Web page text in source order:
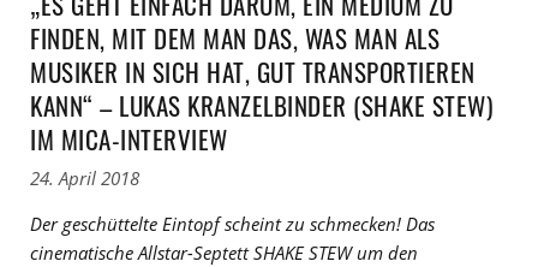
FINDEN, MIT DEM MAN DAS, WAS MAN ALS
MUSIKER IN SICH HAT, GUT TRANSPORTIEREN
KANN“ – LUKAS KRANZELBINDER (SHAKE STEW)
IM MICA-INTERVIEW
24. April 2018
Der geschüttelte Eintopf scheint zu schmecken! Das
cinematische Allstar-Septett SHAKE STEW um den